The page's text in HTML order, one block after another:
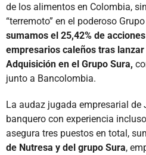
de los alimentos en Colombia,
“terremoto” en el poderoso
sumamos el 25,42% de
empresarios caleños tras
Adquisición en el Grupo Sura,
junto a Bancolombia.
La audaz jugada empresarial de
banquero con experiencia
asegura tres puestos en total,
de Nutresa y del grupo Sura,